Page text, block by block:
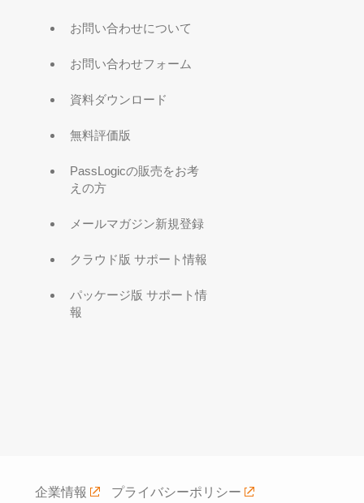
お問い合わせについて
お問い合わせフォーム
資料ダウンロード
無料評価版
PassLogicの販売をお考
えの方
メールマガジン新規登録
クラウド版 サポート情報
パッケージ版 サポート情
報
企業情報 プライバシーポリシー